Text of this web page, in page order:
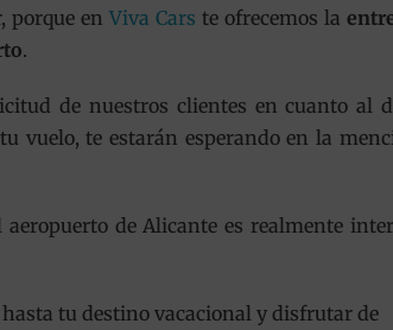
porque enViva Cars te ofrecemos la
.
de nuestros clientes en cuanto al
vuelo, te estarán esperando en la
de Alicante es realmente
tu destino vacacional y disfrutar de